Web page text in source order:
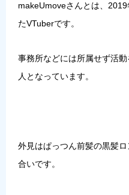
makeUmoveさんとは、
たVTuberです。
事務所などには所属せず活
人となっています。
外見はぱっつん前髪の黒髪
合いです。